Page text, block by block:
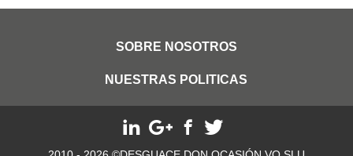
SOBRE NOSOTROS
NUESTRAS POLITICAS